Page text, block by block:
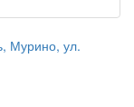
Мурино, ул.